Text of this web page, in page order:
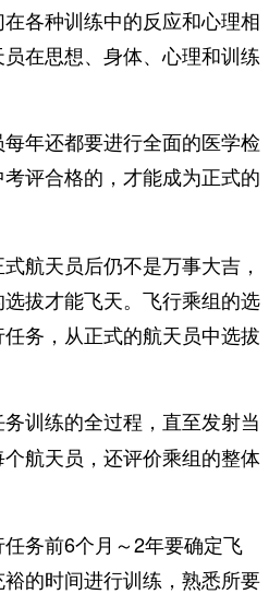
各种训练中的反应和心理相
在思想、身体、心理和训练
年还都要进行全面的医学检
评合格的，才能成为正式的
航天员后仍不是万事大吉，
拔才能飞天。飞行乘组的选
务，从正式的航天员中选拔
训练的全过程，直至发射当
个航天员，还评价乘组的整体
务前6个月～2年要确定飞
的时间进行训练，熟悉所要